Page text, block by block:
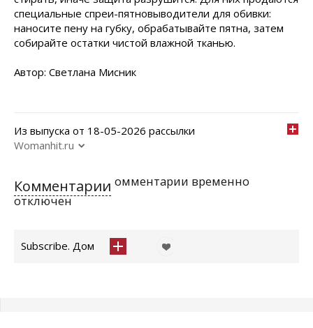
специальные спреи-пятновыводители для обивки:
наносите пену на губку, обрабатывайте пятна, затем
собирайте остатки чистой влажной тканью.
Автор: Светлана Мисник
Из выпуска от 18-05-2026 рассылки
Womanhit.ru
Комментарии омментарии временно
отключен
Subscribe. Дом